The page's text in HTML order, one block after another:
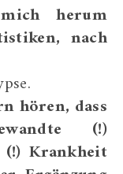
herum
nach
hören, dass
(!)
Krankheit